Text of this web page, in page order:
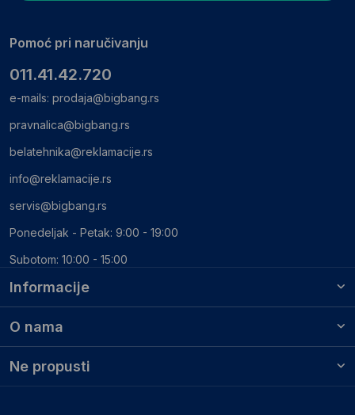
Informacije
O nama
Ne propusti
Pomoć pri naručivanju
011.41.42.720
e-mails: prodaja@bigbang.rs
pravnalica@bigbang.rs
belatehnika@reklamacije.rs
info@reklamacije.rs
servis@bigbang.rs
Ponedeljak - Petak: 9:00 - 19:00
Subotom: 10:00 - 15:00